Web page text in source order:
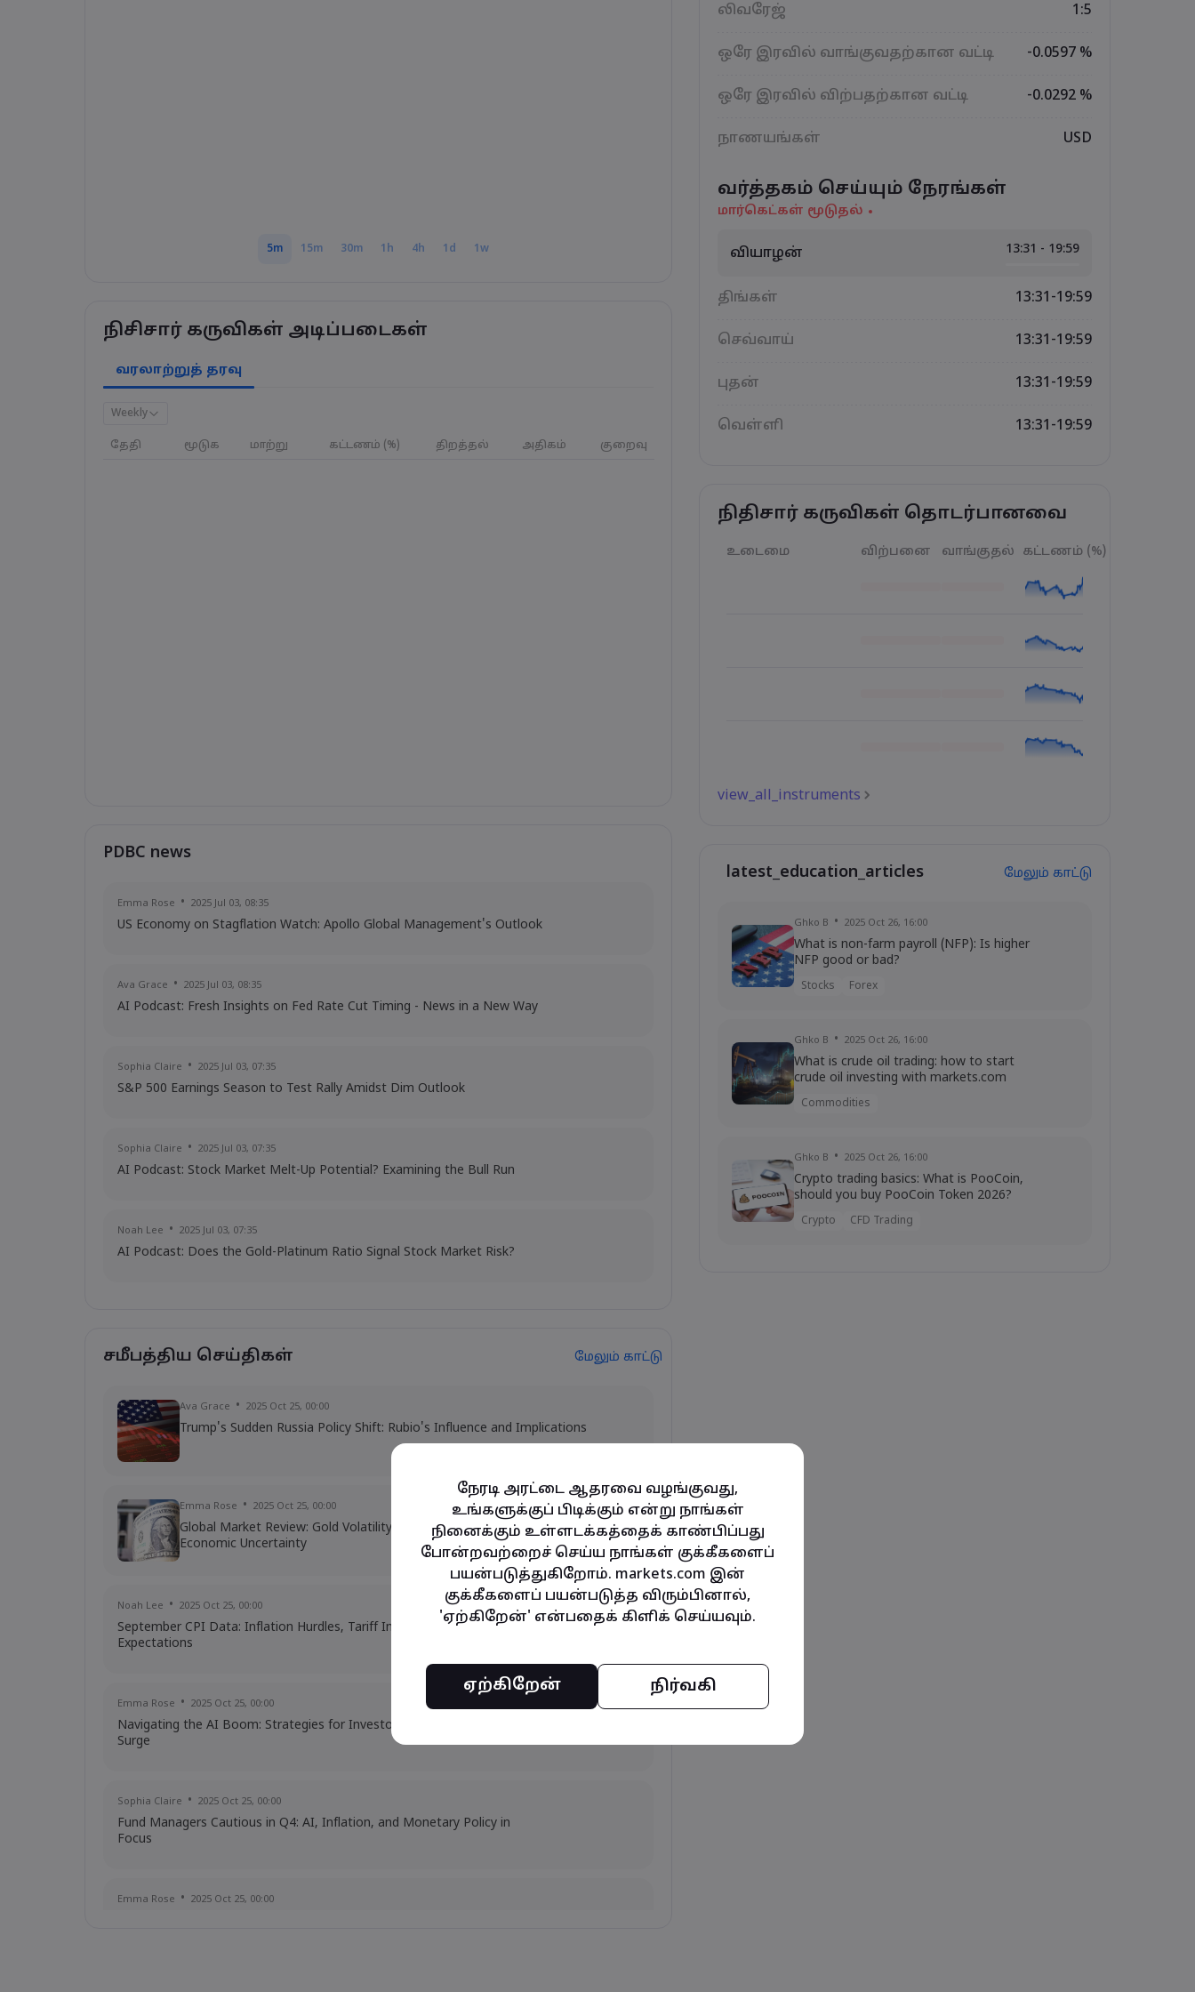
5m 15m 30m 1h 4h 1d 1w
நிசிசார் கருவிகள் அடிப்படைகள்
வரலாற்றுத் தரவு
Weekly
தேதி மூடுக மாற்று கட்டணம் (%) திறத்தல் அதிகம் குறைவு
PDBC news
Emma Rose 2025 Jul 03, 08:35
US Economy on Stagflation Watch: Apollo Global Management's Outlook
Ava Grace 2025 Jul 03, 08:35
AI Podcast: Fresh Insights on Fed Rate Cut Timing - News in a New Way
Sophia Claire 2025 Jul 03, 07:35
S&P 500 Earnings Season to Test Rally Amidst Dim Outlook
Sophia Claire 2025 Jul 03, 07:35
AI Podcast: Stock Market Melt-Up Potential? Examining the Bull Run
Noah Lee 2025 Jul 03, 07:35
AI Podcast: Does the Gold-Platinum Ratio Signal Stock Market Risk?
சமீபத்திய செய்திகள் மேலும் காட்டு
Ava Grace 2025 Oct 25, 00:00
Trump's Sudden Russia Policy Shift: Rubio's Influence and Implications
Emma Rose 2025 Oct 25, 00:00
Global Market Review: Gold Volatility and Tech Stock Surge Amidst
Economic Uncertainty
Noah Lee 2025 Oct 25, 00:00
September CPI Data: Inflation Hurdles, Tariff Impacts, and Fed Rate Cut
Expectations
Emma Rose 2025 Oct 25, 00:00
Navigating the AI Boom: Strategies for Investors Amid Nvidia's Valuation
Surge
Sophia Claire 2025 Oct 25, 00:00
Fund Managers Cautious in Q4: AI, Inflation, and Monetary Policy in
Focus
Emma Rose 2025 Oct 25, 00:00
லிவரேஜ் 1:5
ஒரே இரவில் வாங்குவதற்கான வட்டி -0.0597 %
ஒரே இரவில் விற்பதற்கான வட்டி -0.0292 %
நாணயங்கள் USD
வர்த்தகம் செய்யும் நேரங்கள்
மார்கெட்கள் மூடுதல்
வியாழன் 13:31 - 19:59
திங்கள் 13:31-19:59
செவ்வாய் 13:31-19:59
புதன் 13:31-19:59
வெள்ளி 13:31-19:59
நிதிசார் கருவிகள் தொடர்பானவை
உடைமை விற்பனை வாங்குதல் கட்டணம் (%)
view_all_instruments
latest_education_articles மேலும் காட்டு
Ghko B 2025 Oct 26, 16:00
What is non-farm payroll (NFP): Is higher
NFP good or bad?
Stocks Forex
Ghko B 2025 Oct 26, 16:00
What is crude oil trading: how to start
crude oil investing with markets.com
Commodities
Ghko B 2025 Oct 26, 16:00
Crypto trading basics: What is PooCoin,
should you buy PooCoin Token 2026?
Crypto CFD Trading
நேரடி அரட்டை ஆதரவை வழங்குவது,
உங்களுக்குப் பிடிக்கும் என்று நாங்கள்
நினைக்கும் உள்ளடக்கத்தைக் காண்பிப்பது
போன்றவற்றைச் செய்ய நாங்கள் குக்கீகளைப்
பயன்படுத்துகிறோம். markets.com இன்
குக்கீகளைப் பயன்படுத்த விரும்பினால்,
'ஏற்கிறேன்' என்பதைக் கிளிக் செய்யவும்.
ஏற்கிறேன் நிர்வகி